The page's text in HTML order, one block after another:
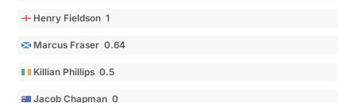
Henry Fieldson 1
Marcus Fraser 0.64
Killian Phillips 0.5
Jacob Chapman 0